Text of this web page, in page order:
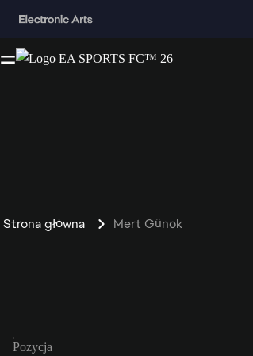
Strona główna Mert Günok
Pozycja